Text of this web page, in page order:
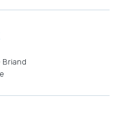
Briand